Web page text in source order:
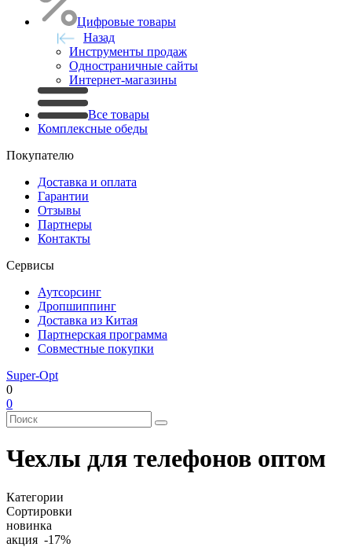
Цифровые товары
Назад
Инструменты продаж
Одностраничные сайты
Интернет-магазины
Все товары
Комплексные обеды
Покупателю
Доставка и оплата
Гарантии
Отзывы
Партнеры
Контакты
Сервисы
Аутсорсинг
Дропшиппинг
Доставка из Китая
Партнерская программа
Совместные покупки
Super-Opt
0
0
Чехлы для телефонов оптом
Категории
Сортировки
новинка
акция -17%